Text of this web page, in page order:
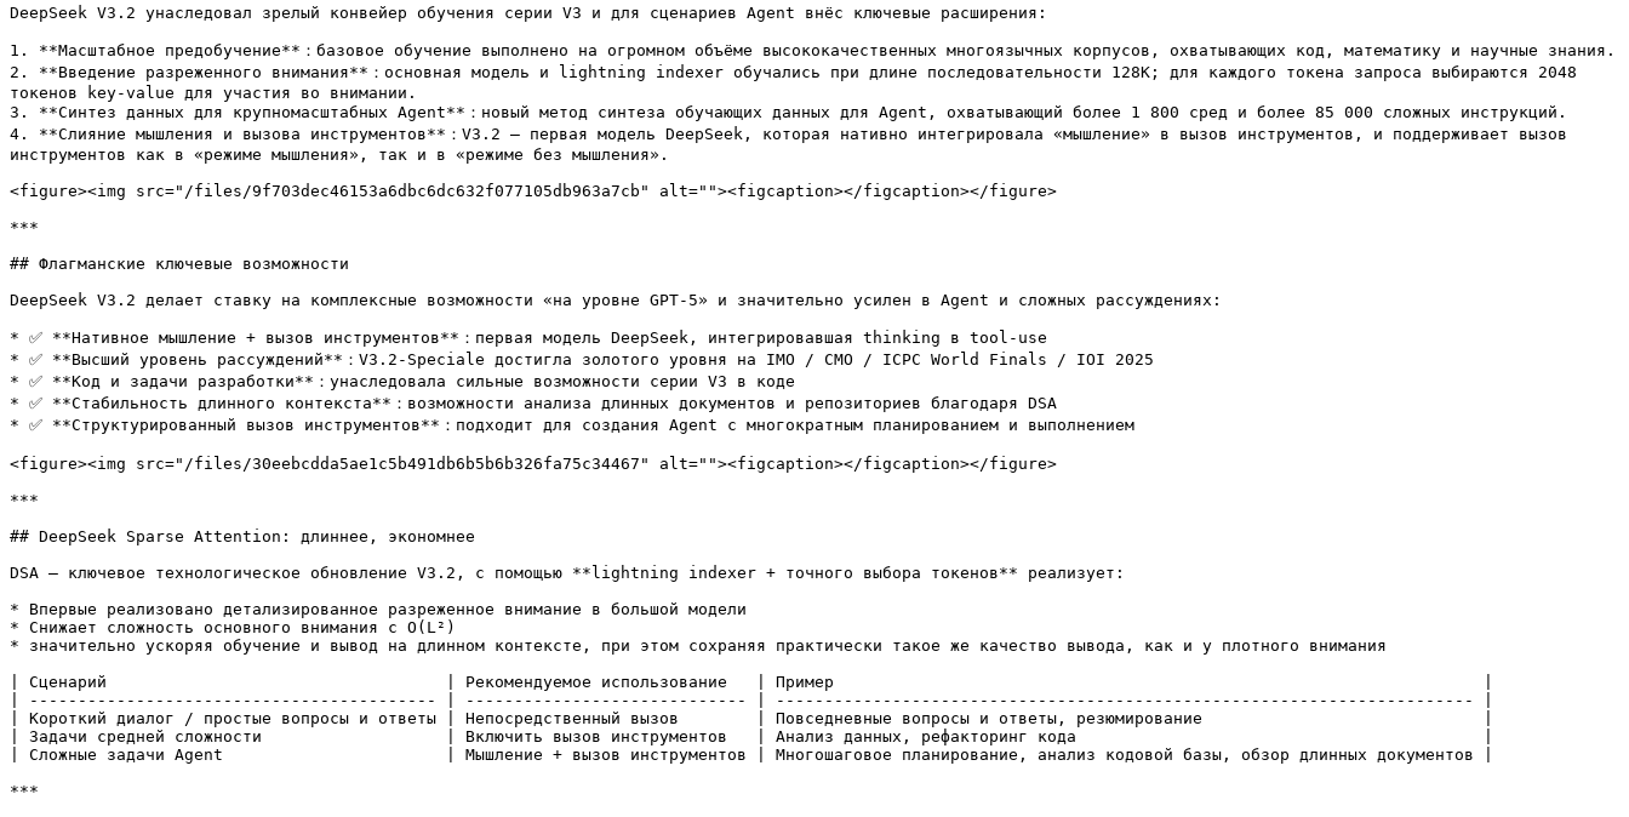
DeepSeek V3.2 унаследовал зрелый конвейер обучения серии V3 и для сценариев Agent внёс ключевые расширения:
1. **Масштабное предобучение**：базовое обучение выполнено на огромном объёме высококачественных многоязычных корпусов, охватывающих код, математику и научные знания.
2. **Введение разреженного внимания**：основная модель и lightning indexer обучались при длине последовательности 128K; для каждого токена запроса выбираются 2048
токенов key-value для участия во внимании.
3. **Синтез данных для крупномасштабных Agent**：новый метод синтеза обучающих данных для Agent, охватывающий более 1 800 сред и более 85 000 сложных инструкций.
4. **Слияние мышления и вызова инструментов**：V3.2 — первая модель DeepSeek, которая нативно интегрировала «мышление» в вызов инструментов, и поддерживает вызов
инструментов как в «режиме мышления», так и в «режиме без мышления».
<figure><img src="/files/9f703dec46153a6dbc6dc632f077105db963a7cb" alt=""><figcaption></figcaption></figure>
***
## Флагманские ключевые возможности
DeepSeek V3.2 делает ставку на комплексные возможности «на уровне GPT-5» и значительно усилен в Agent и сложных рассуждениях:
* ✅ **Нативное мышление + вызов инструментов**：первая модель DeepSeek, интегрировавшая thinking в tool-use
* ✅ **Высший уровень рассуждений**：V3.2-Speciale достигла золотого уровня на IMO / CMO / ICPC World Finals / IOI 2025
* ✅ **Код и задачи разработки**：унаследовала сильные возможности серии V3 в коде
* ✅ **Стабильность длинного контекста**：возможности анализа длинных документов и репозиториев благодаря DSA
* ✅ **Структурированный вызов инструментов**：подходит для создания Agent с многократным планированием и выполнением
<figure><img src="/files/30eebcdda5ae1c5b491db6b5b6b326fa75c34467" alt=""><figcaption></figcaption></figure>
***
## DeepSeek Sparse Attention: длиннее, экономнее
DSA — ключевое технологическое обновление V3.2, с помощью **lightning indexer + точного выбора токенов** реализует:
* Впервые реализовано детализированное разреженное внимание в большой модели
* Снижает сложность основного внимания с O(L²)
* значительно ускоряя обучение и вывод на длинном контексте, при этом сохраняя практически такое же качество вывода, как и у плотного внимания
| Сценарий                                   | Рекомендуемое использование   | Пример                                                                   |
| ------------------------------------------ | ----------------------------- | ------------------------------------------------------------------------ |
| Короткий диалог / простые вопросы и ответы | Непосредственный вызов        | Повседневные вопросы и ответы, резюмирование                             |
| Задачи средней сложности                   | Включить вызов инструментов   | Анализ данных, рефакторинг кода                                          |
| Сложные задачи Agent                       | Мышление + вызов инструментов | Многошаговое планирование, анализ кодовой базы, обзор длинных документов |
***